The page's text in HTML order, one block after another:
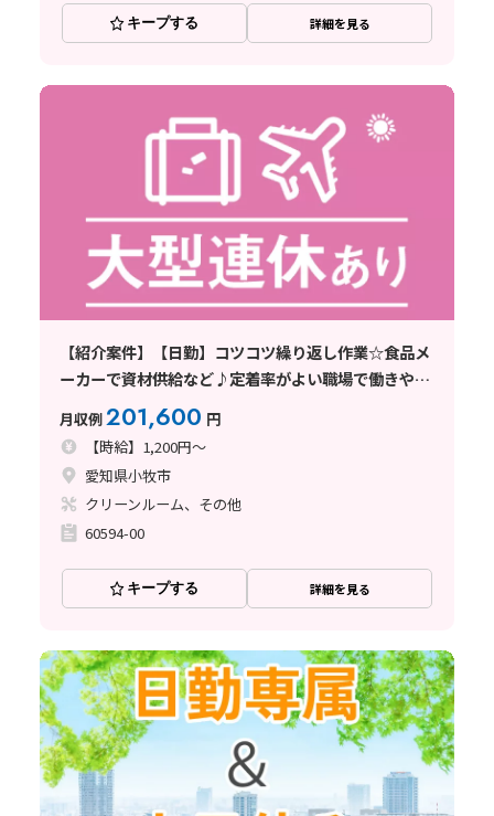
キープする 詳細を見る
【紹介案件】【日勤】コツコツ繰り返し作業☆食品メ
ーカーで資材供給など♪定着率がよい職場で働きやす
月収例201,600 円
【時給】1,200円～
愛知県小牧市
クリーンルーム、その他
60594-00
キープする 詳細を見る